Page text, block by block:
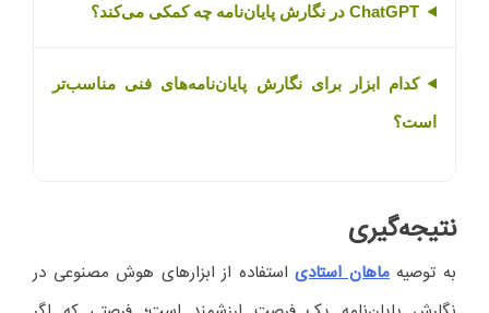
ChatGPT در نگارش پایان‌نامه چه کمکی می‌کند؟
کدام ابزار برای نگارش پایان‌نامه‌های فنی مناسب‌تر
است؟
نتیجه‌گیری
به توصیهماهان استادیاستفاده از ابزارهای هوش مصنوعی در